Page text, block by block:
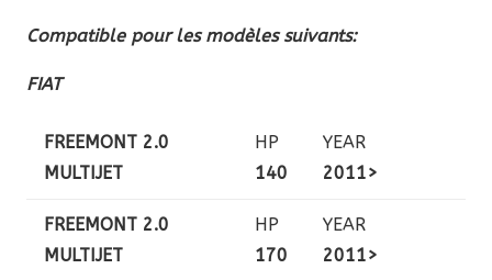
Compatible pour les modèles suivants:
FIAT
FREEMONT 2.0
MULTIJET
HP
140
YEAR
2011>
FREEMONT 2.0
MULTIJET
HP
170
YEAR
2011>